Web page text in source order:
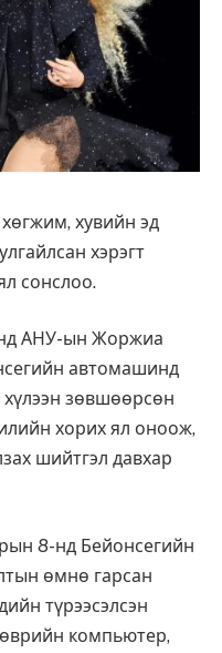
хувийн эд
хэрэгт
сонслоо.
АНУ-ын Жоржиа
автомашинд
хүлээн зөвшөөрсөн
хорих ял оноож,
шийтгэл давхар
8-нд Бейонсегийн
өмнө гарсан
түрээсэлсэн
компьютер,